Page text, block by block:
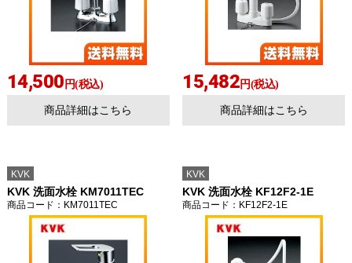
14,500 円(税込)
商品詳細はこちら
15,482円(税込)
商品詳細はこちら
KVK
KVK 洗面水栓 KM7011TEC
商品コード ：KM7011TEC
KVK
KVK 洗面水栓 KF12F2-1E
商品コード ：KF12F2-1E